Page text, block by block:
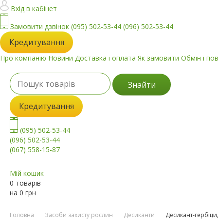
Вхід в кабінет
Замовити дзвінок (095) 502-53-44 (096) 502-53-44
Кредитування
Про компанію Новини Доставка і оплата Як замовити Обмін і
Знайти
Кредитування
(095) 502-53-44
(096) 502-53-44
(067) 558-15-87
Мій кошик
0 товарів
на 0 грн
Головна Засоби захисту рослин Десиканти Десикант-